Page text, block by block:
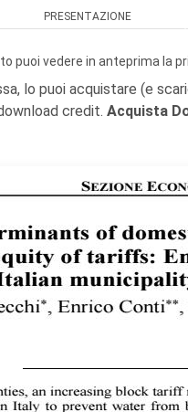
PRESENTAZIONE
puoi vedere in anteprima la
lo puoi acquistare (e
credit. Acquista